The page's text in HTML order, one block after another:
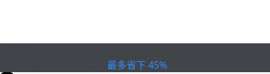
最多省下 45%